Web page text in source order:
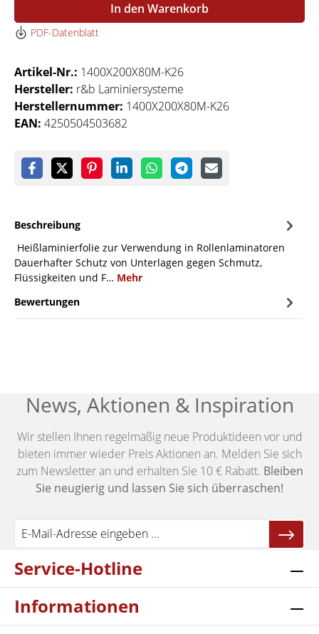
In den Warenkorb
PDF-Datenblatt
Artikel-Nr.: 1400X200X80M-K26
Hersteller: r&b Laminiersysteme
Herstellernummer: 1400X200X80M-K26
EAN: 4250504503682
Beschreibung
Heißlaminierfolie zur Verwendung in Rollenlaminatoren
Dauerhafter Schutz von Unterlagen gegen Schmutz,
Flüssigkeiten und F… Mehr
Bewertungen
News, Aktionen & Inspiration
Wir stellen Ihnen regelmäßig neue Produktideen vor und
bieten immer wieder Preis Aktionen an. Melden Sie sich
zum Newsletter an und erhalten Sie 10 € Rabatt. Bleiben
Sie neugierig und lassen Sie sich überraschen!
Service-Hotline
Informationen